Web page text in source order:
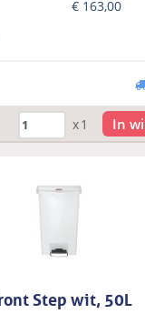
€ 163,00
x1 In
Step wit, 50L